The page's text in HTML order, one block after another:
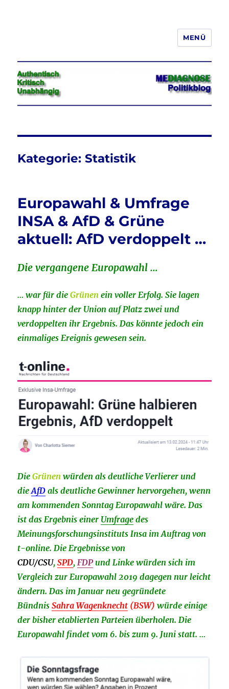
Jeder hat das Recht, seine
Meinung in Wort, Schrift und Bild
frei zu äußern und zu verbreiten
MENÜ
Kategorie:Statistik
Europawahl & Umfrage
INSA & AfD & Grüne
aktuell: AfD verdoppelt …
Die vergangene Europawahl …
… war für dieGrünen ein voller Erfolg. Sie lagen
knapp hinter der Union auf Platz zwei und
verdoppelten ihr Ergebnis. Das könnte jedoch ein
einmaliges Ereignis gewesen sein.
DieGrünen würden als deutliche Verlierer und
dieAfD als deutliche Gewinner hervorgehen, wenn
am kommenden Sonntag Europawahl wäre. Das
ist das Ergebnis einer Umfrage des
Meinungsforschungsinstituts Insa im Auftrag von
t-online. Die Ergebnisse von
CDU/CSU,SPD,FDPund Linke würden sich im
Vergleich zur Europawahl 2019 dagegen nur leicht
ändern. Das im Januar neu gegründete
BündnisSahra Wagenknecht (BSW) würde einige
der bisher etablierten Parteien überholen. Die
Europawahl findet vom 6. bis zum 9. Juni statt. …